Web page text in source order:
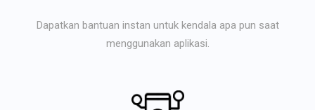
Dapatkan bantuan instan untuk kendala apa pun saat
menggunakan aplikasi.